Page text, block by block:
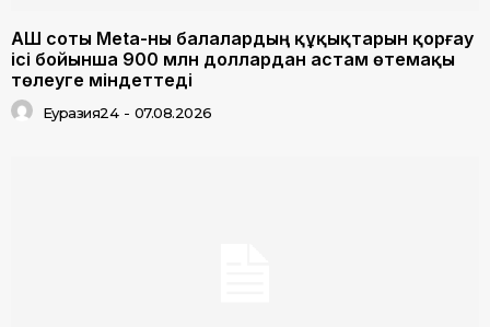
АҚШ соты Meta-ны балалардың құқықтарын қорғау
ісі бойынша 900 млн доллардан астам өтемақы
төлеуге міндеттеді
Еуразия24 - 07.08.2026